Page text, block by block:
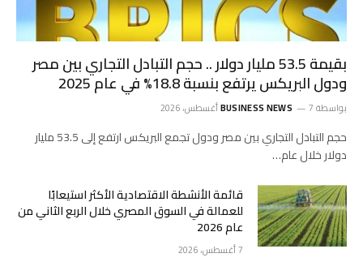
بقيمة 53.5 مليار دولار .. حجم التبادل التجاري بين مصر
ودول البريكس يرتفع بنسبة 18.8% في عام 2025
بواسطة BUSINESS NEWS 7 أغسطس، 2026
حجم التبادل التجاري بين مصر ودول تجمع البريكس ارتفع إلى 53.5 مليار
دولار خلال عام…
قائمة الأنشطة الاقتصادية الأكثر استيعابًا
للعمالة في السوق المصري خلال الربع الثاني من
عام 2026
7 أغسطس، 2026